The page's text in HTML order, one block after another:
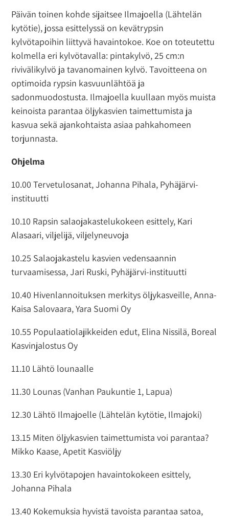
Päivän toinen kohde sijaitsee Ilmajoella (Lähtelän
kytötie), jossa esittelyssä on kevätrypsin
kylvötapoihin liittyvä havaintokoe. Koe on toteutettu
kolmella eri kylvötavalla: pintakylvö, 25 cm:n
rivivälikylvö ja tavanomainen kylvö. Tavoitteena on
optimoida rypsin kasvuunlähtöä ja
sadonmuodostusta. Ilmajoella kuullaan myös muista
keinoista parantaa öljykasvien taimettumista ja
kasvua sekä ajankohtaista asiaa pahkahomeen
torjunnasta.
Ohjelma
10.00 Tervetulosanat, Johanna Pihala, Pyhäjärvi-
instituutti
10.10 Rapsin salaojakastelukokeen esittely, Kari
Alasaari, viljelijä, viljelyneuvoja
10.25 Salaojakastelu kasvien vedensaannin
turvaamisessa, Jari Ruski, Pyhäjärvi-instituutti
10.40 Hivenlannoituksen merkitys öljykasveille, Anna-
Kaisa Salovaara, Yara Suomi Oy
10.55 Populaatiolajikkeiden edut, Elina Nissilä, Boreal
Kasvinjalostus Oy
11.10 Lähtö lounaalle
11.30 Lounas (Vanhan Paukuntie 1, Lapua)
12.30 Lähtö Ilmajoelle (Lähtelän kytötie, Ilmajoki)
13.15 Miten öljykasvien taimettumista voi parantaa?
Mikko Kaase, Apetit Kasviöljy
13.30 Eri kylvötapojen havaintokokeen esittely,
Johanna Pihala
13.40 Kokemuksia hyvistä tavoista parantaa satoa,